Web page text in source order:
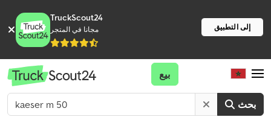
TruckScout24
مجانا في المتجر إلى التطبيق
بحث
بيع